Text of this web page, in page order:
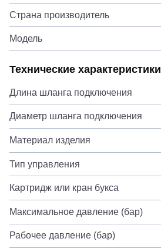
Страна производитель
Модель
Технические характеристики
Длина шланга подключения
Диаметр шланга подключения
Материал изделия
Тип управления
Картридж или кран букса
Максимальное давление (бар)
Рабочее давление (бар)